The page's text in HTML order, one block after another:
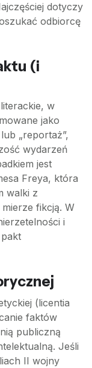
dotyczy
odbiorcę
(i
w
jako
„reportaż”,
wydarzeń
jest
Freya, która
walki z
mierze fikcją. W
i
(licentia
faktów
publiczną
Jeśli
II wojny